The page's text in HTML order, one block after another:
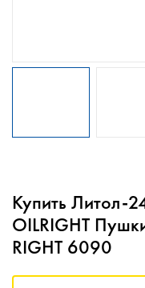
Купить Литол-
OILRIGHT
RIGHT 6090